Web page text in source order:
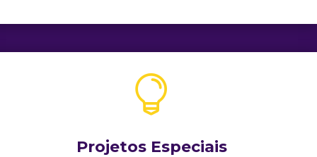

Projetos Especiais